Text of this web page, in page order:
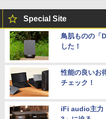
Special Site
鳥肌ものの「
した！
性能の良いお
チェック！
iFi audio主力